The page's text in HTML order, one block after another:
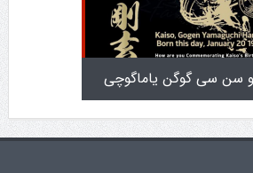
اطلاعیه آزمون سن سی گوگن یاماگوچی